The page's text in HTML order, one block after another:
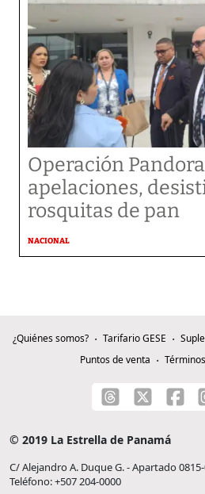
Operación
apelaciones,
rosquitas de pan
NACIONAL
¿Quiénes somos? Tarifario GESE
Puntos de venta
© 2019 La Estrella de Panamá
C/ Alejandro A. Duque G. - Apartado
Teléfono: +507 204-0000